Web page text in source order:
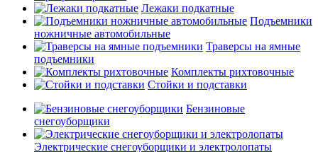
Лежаки подкатные
Подъемники
ножничные автомобильные
Траверсы на ямные
подъемники
Комплекты рихтовочные
Стойки и подставки
Бензиновые
снегоуборщики
Электрические снегоуборщики и электролопаты